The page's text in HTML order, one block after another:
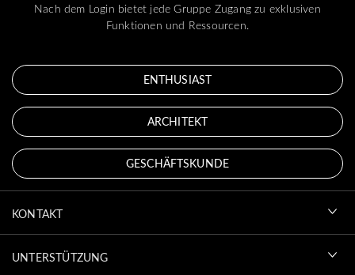
Nach dem Login bietet jede Gruppe Zugang zu exklusiven
Funktionen und Ressourcen.
ENTHUSIAST
ARCHITEKT
GESCHÄFTSKUNDE
KONTAKT
UNTERSTÜTZUNG